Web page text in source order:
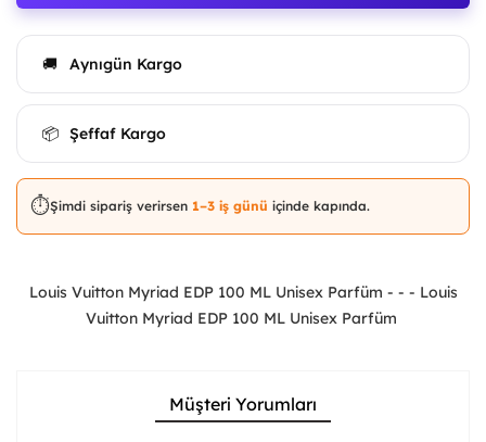
🚚 Aynıgün Kargo
📦 Şeffaf Kargo
⏱️Şimdi sipariş verirsen 1–3 iş günü içinde kapında.
Louis Vuitton Myriad EDP 100 ML Unisex Parfüm - - - Louis
Vuitton Myriad EDP 100 ML Unisex Parfüm
Müşteri Yorumları